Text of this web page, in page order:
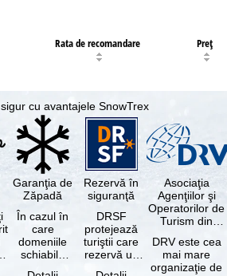
Rata de recomandare Preţ
cu avantajele SnowTrex
Garanţia de
Zăpadă
În cazul în
care
domeniile
schiabile
Rezervă în
siguranţă
DRSF
protejează
turiştii care
rezervă un
Asociaţia
Agenţiilor şi
Operatorilor de
Turism din
DRV este cea
mai mare
organizaţie de